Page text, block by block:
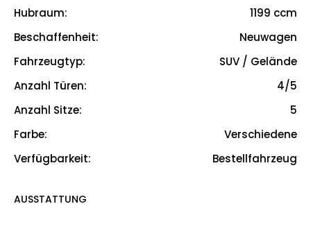
Hubraum: 1199 ccm
Beschaffenheit:
Neuwagen
Fahrzeugtyp:
SUV / Gelände
Anzahl Türen:
4/5
Anzahl Sitze:
5
Farbe:
Verschiedene
Verfügbarkeit: Bestellfahrzeug
AUSSTATTUNG